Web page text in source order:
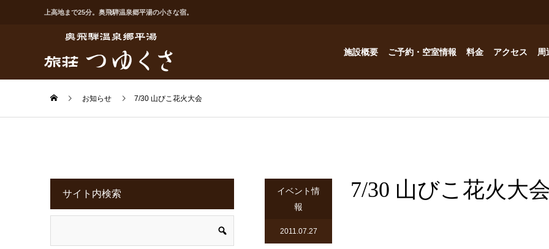
上高地まで25分。奥飛騨温泉郷平湯の小さな宿。
施設概要
ドッグハウス
ご予約・空室情報 料金 アクセス 周
お知らせ 7/30 山びこ花火大会
イベント情
報
2011.07.27
7/30 山びこ花火大会
サイト内検索